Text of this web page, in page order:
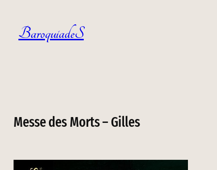
BaroquiadeS
Messe des Morts – Gilles